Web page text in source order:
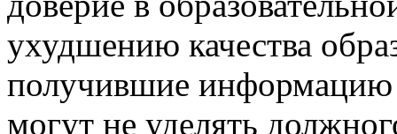
ухудшению качества
получившие информацию
могут не уделять